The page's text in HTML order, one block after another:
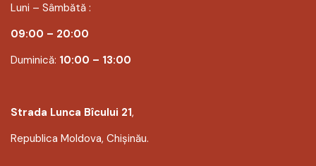
Luni – Sâmbătă :
09:00 – 20:00
Duminică: 10:00 – 13:00
Strada Lunca Bîcului 21,
Republica Moldova, Chișinău.